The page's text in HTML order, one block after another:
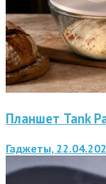
Планшет Tank
Гаджеты,